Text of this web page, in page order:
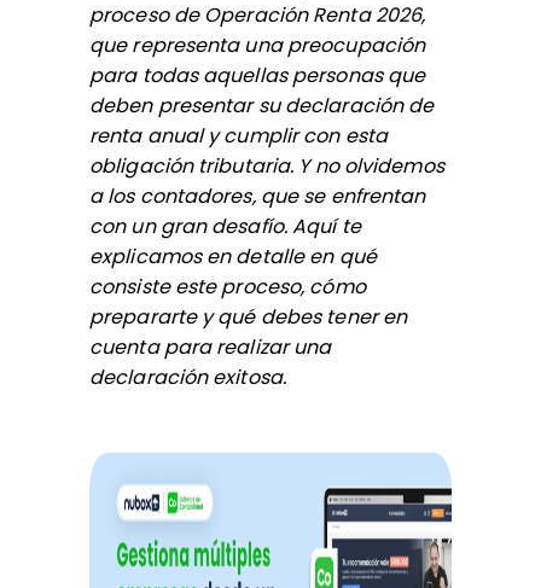
proceso de Operación Renta 2026,
que representa una preocupación
para todas aquellas personas que
deben presentar su declaración de
renta anual y cumplir con esta
obligación tributaria. Y no olvidemos
a los contadores, que se enfrentan
con un gran desafío. Aquí te
explicamos en detalle en qué
consiste este proceso, cómo
prepararte y qué debes tener en
cuenta para realizar una
declaración exitosa.